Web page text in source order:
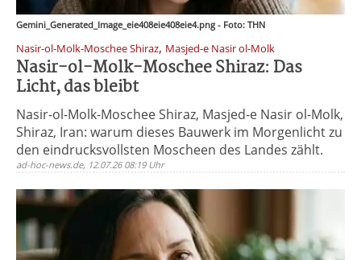
Gemini_Generated_Image_eie408eie408eie4.png - Foto: THN
Nasir-ol-Molk-Moschee Shiraz, Masjed-e Nasir ol-Molk
Nasir-ol-Molk-Moschee Shiraz: Das
Licht, das bleibt
Nasir-ol-Molk-Moschee Shiraz, Masjed-e Nasir ol-Molk,
Shiraz, Iran: warum dieses Bauwerk im Morgenlicht zu
den eindrucksvollsten Moscheen des Landes zählt.
ad-hoc-news.de, 12.07.26 08:19 Uhr